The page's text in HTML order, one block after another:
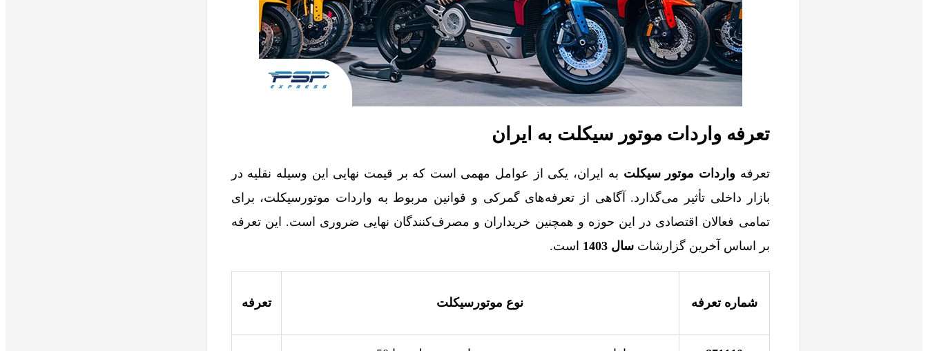
تعرفه واردات موتور سیکلت به ایران
تعرفه واردات موتور سیکلت به ایران، یکی از عوامل مهمی است که بر قیمت نهایی این وسیله نقلیه در
بازار داخلی تأثیر می‌گذارد. آگاهی از تعرفه‌های گمرکی و قوانین مربوط به واردات موتورسیکلت، برای
تمامی فعالان اقتصادی در این حوزه و همچنین خریداران و مصرف‌کنندگان نهایی ضروری است. این تعرفه
بر اساس آخرین گزارشاتسال 1403 است.
شماره تعرفه نوع موتورسیکلت تعرفه